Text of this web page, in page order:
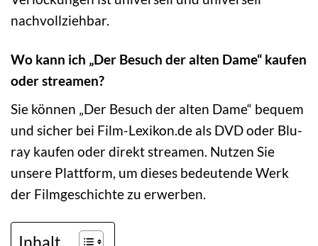
nachvollziehbar.
Wo kann ich „Der Besuch der alten Dame“ kaufen
oder streamen?
Sie können „Der Besuch der alten Dame“ bequem
und sicher bei Film-Lexikon.de als DVD oder Blu-
ray kaufen oder direkt streamen. Nutzen Sie
unsere Plattform, um dieses bedeutende Werk
der Filmgeschichte zu erwerben.
Inhalt